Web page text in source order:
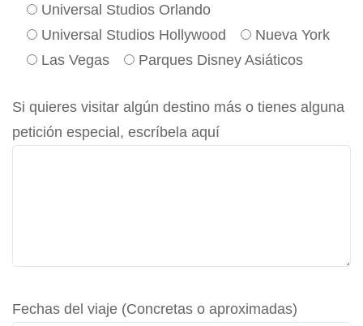
Universal Studios Orlando
Universal Studios Hollywood
Nueva York
Las Vegas
Parques Disney Asiáticos
Si quieres visitar algún destino más o tienes alguna
petición especial, escríbela aquí
Fechas del viaje (Concretas o aproximadas)